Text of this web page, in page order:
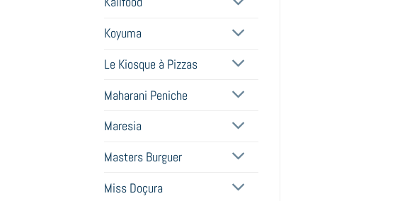
Koyuma
Le Kiosque à Pizzas
Maharani Peniche
Maresia
Masters Burguer
Miss Doçura